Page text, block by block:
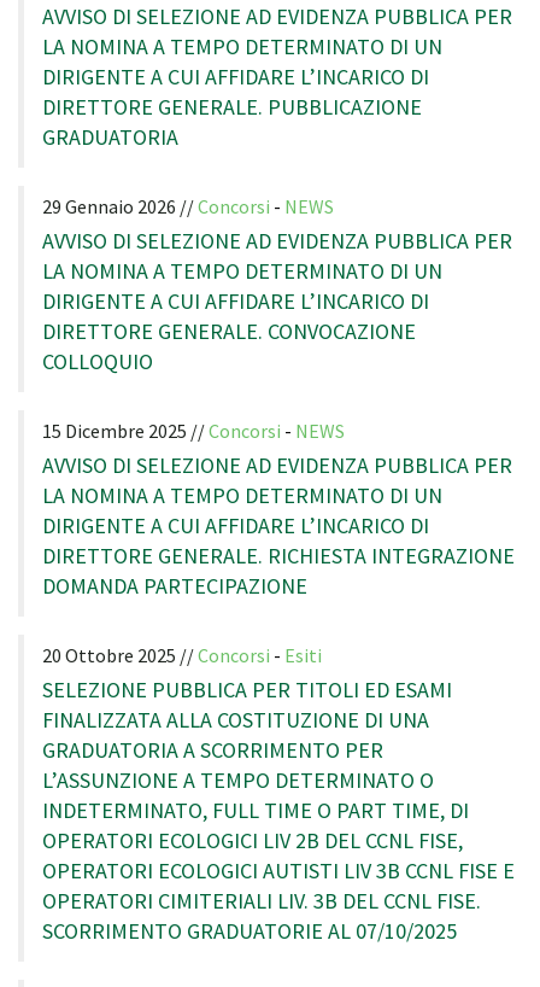
AVVISO DI SELEZIONE AD EVIDENZA PUBBLICA PER
LA NOMINA A TEMPO DETERMINATO DI UN
DIRIGENTE A CUI AFFIDARE L’INCARICO DI
DIRETTORE GENERALE. PUBBLICAZIONE
GRADUATORIA
29 Gennaio 2026 //Concorsi - NEWS
AVVISO DI SELEZIONE AD EVIDENZA PUBBLICA PER
LA NOMINA A TEMPO DETERMINATO DI UN
DIRIGENTE A CUI AFFIDARE L’INCARICO DI
DIRETTORE GENERALE. CONVOCAZIONE
COLLOQUIO
15 Dicembre 2025 //Concorsi - NEWS
AVVISO DI SELEZIONE AD EVIDENZA PUBBLICA PER
LA NOMINA A TEMPO DETERMINATO DI UN
DIRIGENTE A CUI AFFIDARE L’INCARICO DI
DIRETTORE GENERALE. RICHIESTA INTEGRAZIONE
DOMANDA PARTECIPAZIONE
20 Ottobre 2025 //Concorsi - Esiti
SELEZIONE PUBBLICA PER TITOLI ED ESAMI
FINALIZZATA ALLA COSTITUZIONE DI UNA
GRADUATORIA A SCORRIMENTO PER
L’ASSUNZIONE A TEMPO DETERMINATO O
INDETERMINATO, FULL TIME O PART TIME, DI
OPERATORI ECOLOGICI LIV 2B DEL CCNL FISE,
OPERATORI ECOLOGICI AUTISTI LIV 3B CCNL FISE E
OPERATORI CIMITERIALI LIV. 3B DEL CCNL FISE.
SCORRIMENTO GRADUATORIE AL 07/10/2025